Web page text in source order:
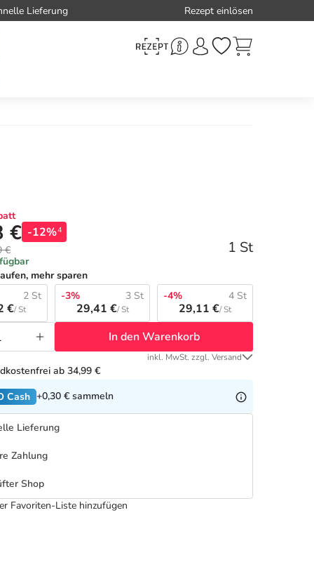
Lieferung Rezept einlösen
€ -12%4
€ 1 St
mehr sparen
2 St
€/ St
-3% 3 St
29,41 €/ St
-4% 4 St
29,11 €/ St
In den Warenkorb
inkl. MwSt. zzgl. Versand
ab 34,99 €
Cash +0,30 € sammeln
Lieferung
Zahlung
Shop
Favoriten-Liste hinzufügen